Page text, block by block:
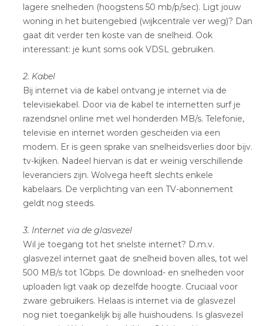
lagere snelheden (hoogstens 50 mb/p/sec). Ligt jouw
woning in het buitengebied (wijkcentrale ver weg)? Dan
gaat dit verder ten koste van de snelheid. Ook
interessant: je kunt soms ook VDSL gebruiken.
2. Kabel
Bij internet via de kabel ontvang je internet via de
televisiekabel. Door via de kabel te internetten surf je
razendsnel online met wel honderden MB/s. Telefonie,
televisie en internet worden gescheiden via een
modem. Er is geen sprake van snelheidsverlies door bijv.
tv-kijken. Nadeel hiervan is dat er weinig verschillende
leveranciers zijn. Wolvega heeft slechts enkele
kabelaars. De verplichting van een TV-abonnement
geldt nog steeds.
3. Internet via de glasvezel
Wil je toegang tot het snelste internet? D.m.v.
glasvezel internet gaat de snelheid boven alles, tot wel
500 MB/s tot 1Gbps. De download- en snelheden voor
uploaden ligt vaak op dezelfde hoogte. Cruciaal voor
zware gebruikers. Helaas is internet via de glasvezel
nog niet toegankelijk bij alle huishoudens. Is glasvezel